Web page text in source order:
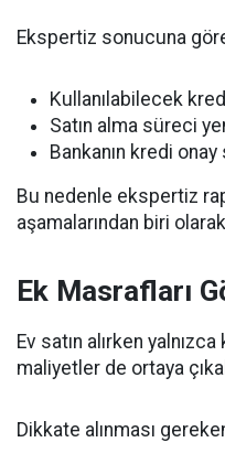
Ekspertiz sonucuna
Kullanılabilecek
Satın alma süreci
Bankanın kredi
Bu nedenle ekspertiz
aşamalarından biri
Ek Masrafları
Ev satın alırken
maliyetler de ortaya
Dikkate alınması